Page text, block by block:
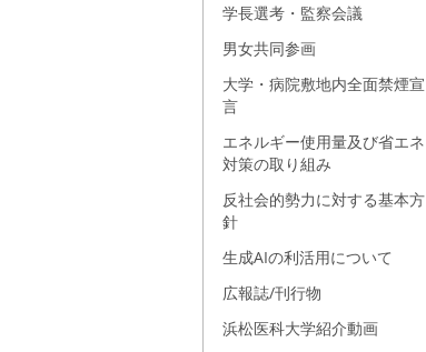
学長選考・監察会議
男女共同参画
大学・病院敷地内全面禁煙宣
言
エネルギー使用量及び省エネ
対策の取り組み
反社会的勢力に対する基本方
針
生成AIの利活用について
広報誌/刊行物
浜松医科大学紹介動画